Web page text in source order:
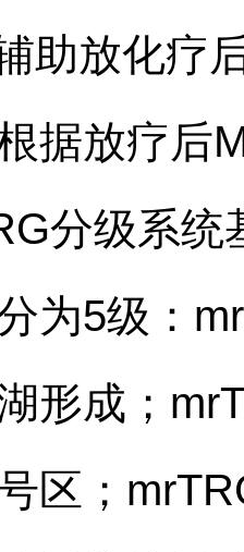
助放化疗
据放疗后
分级系
为5级：
形成；
区；